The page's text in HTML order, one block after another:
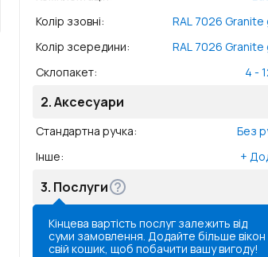
Колір ззовні:
RAL 7026 Granite
Колір зсередини:
RAL 7026 Granite
Склопакет: 4 -
2.Аксесуари
Стандартна ручка:
Без
Інше: +
3. Послуги
Кінцева вартість послуг залежить від
суми замовлення. Додайте більше вікон
свій кошик, щоб побачити вашу вигоду!